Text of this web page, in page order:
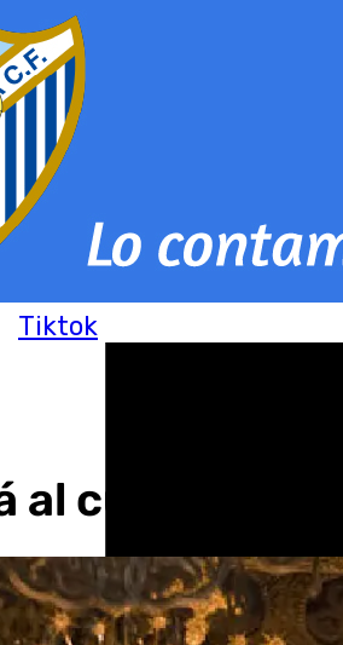
Tiktok
al culto el 10